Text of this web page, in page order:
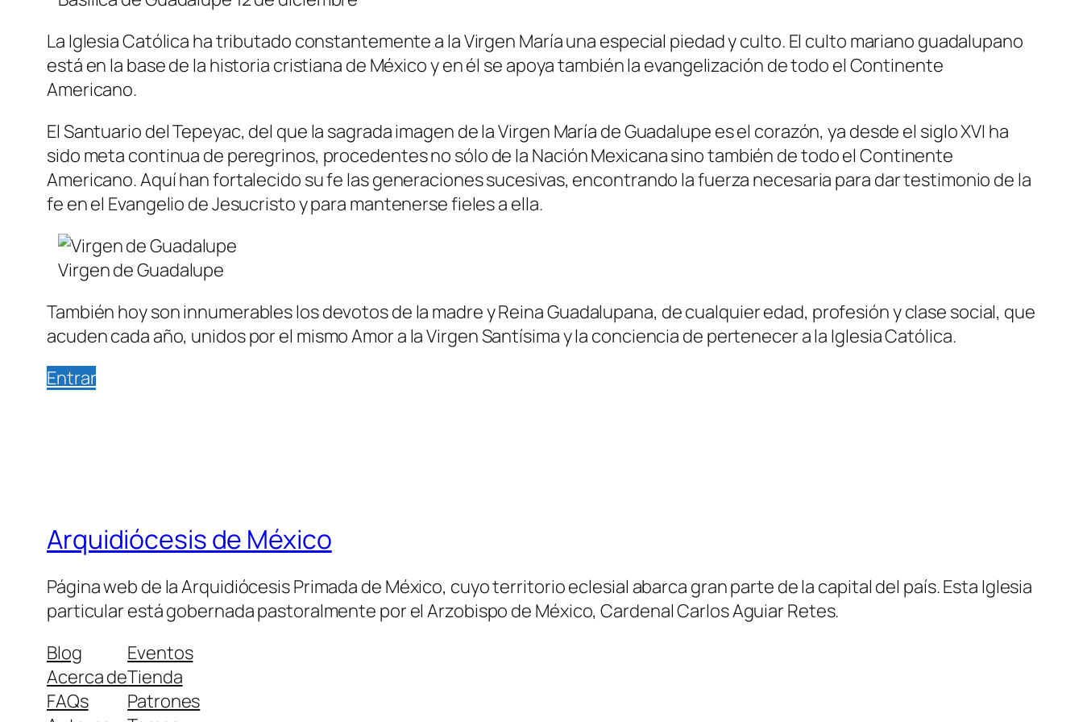
La Iglesia Católica ha tributado constantemente a la Virgen María una especial piedad y culto. El culto mariano guadalupano
está en la base de la historia cristiana de México y en él se apoya también la evangelización de todo el Continente
Americano.
El Santuario del Tepeyac, del que la sagrada imagen de la Virgen María de Guadalupe es el corazón, ya desde el siglo XVI ha
sido meta continua de peregrinos, procedentes no sólo de la Nación Mexicana sino también de todo el Continente
Americano. Aquí han fortalecido su fe las generaciones sucesivas, encontrando la fuerza necesaria para dar testimonio de la
fe en el Evangelio de Jesucristo y para mantenerse fieles a ella.
Virgen de Guadalupe
También hoy son innumerables los devotos de la madre y Reina Guadalupana, de cualquier edad, profesión y clase social, que
acuden cada año, unidos por el mismo Amor a la Virgen Santísima y la conciencia de pertenecer a la Iglesia Católica.
Entrar
Arquidiócesis de México
Página web de la Arquidiócesis Primada de México, cuyo territorio eclesial abarca gran parte de la capital del país. Esta Iglesia
particular está gobernada pastoralmente por el Arzobispo de México, Cardenal Carlos Aguiar Retes.
Blog
Acerca de
FAQs
Eventos
Tienda
Patrones